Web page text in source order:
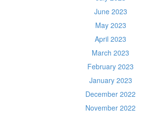
June 2023
May 2023
April 2023
March 2023
February 2023
January 2023
December 2022
November 2022